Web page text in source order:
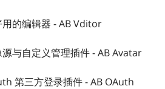
的编辑器 - AB Vditor
与自定义管理插件 - AB Avatar
第三方登录插件 - AB OAuth